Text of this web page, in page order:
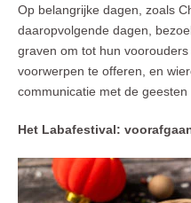
Op belangrijke dagen, zoals
daaropvolgende dagen,
graven om tot hun
voorwerpen te offeren, en
communicatie met de geesten
Het Labafestival: